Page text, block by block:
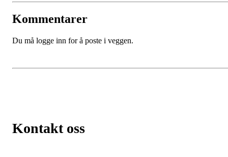
Kommentarer
Du må logge inn for å poste i veggen.
Kontakt oss